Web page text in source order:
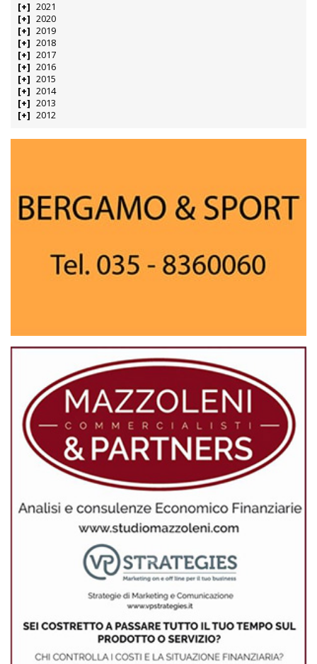
2021
2020
2019
2018
2017
2016
2015
2014
2013
2012